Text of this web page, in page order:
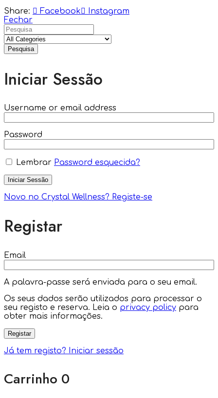
Share:
Facebook
Instagram
Fechar
Pesquisa
Iniciar Sessão
Username or email address
Password
Lembrar Password esquecida?
Iniciar Sessão
Novo no Crystal Wellness? Registe-se
Registar
Email
A palavra-passe será enviada para o seu email.
Os seus dados serão utilizados para processar o
seu registo e reserva. Leia o privacy policy para
obter mais informações.
Registar
Já tem registo? Iniciar sessão
Carrinho 0